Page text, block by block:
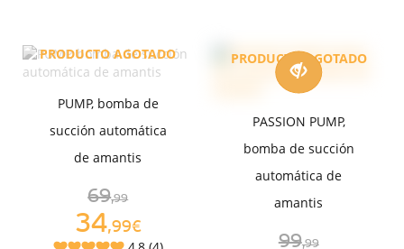
PRODUCTO AGOTADO
PUMP, bomba de
succión automática
de amantis
69,99
34,99€
PRODUCTO AGOTADO
PASSION PUMP,
bomba de succión
automática de
amantis
99,99